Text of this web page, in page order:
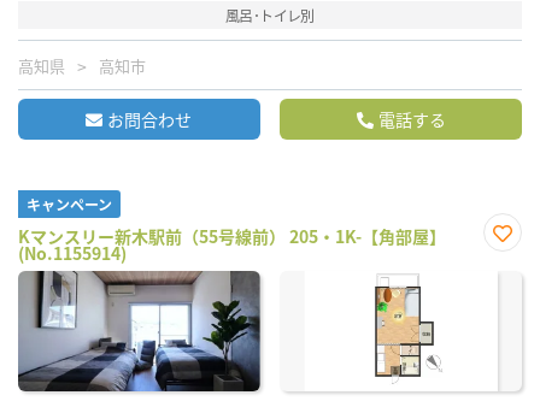
風呂･トイレ別
高知県 高知市
お問合わせ 電話する
キャンペーン
Kマンスリー新木駅前（55号線前） 205・1K-【角部屋】
(No.1155914)
に入